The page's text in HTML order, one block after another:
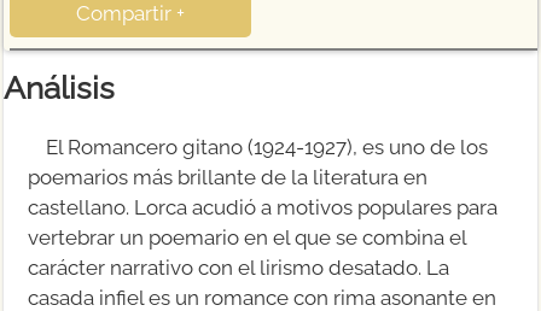
Compartir +
Análisis
El Romancero gitano (1924-1927), es uno de los
poemarios más brillante de la literatura en
castellano. Lorca acudió a motivos populares para
vertebrar un poemario en el que se combina el
carácter narrativo con el lirismo desatado. La
casada infiel es un romance con rima asonante en